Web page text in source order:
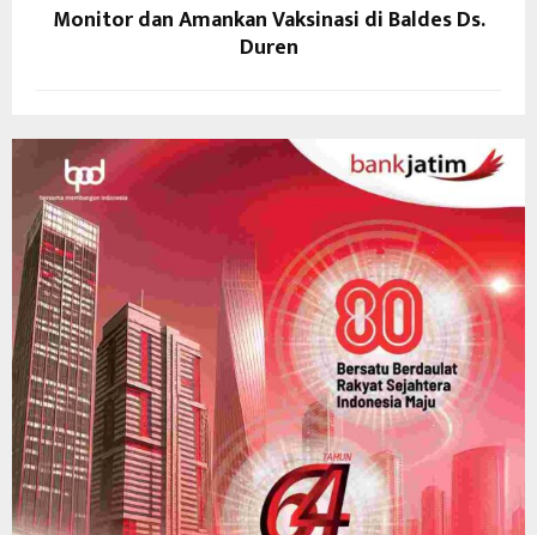
Monitor dan Amankan Vaksinasi di Baldes Ds.
Duren